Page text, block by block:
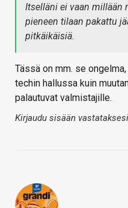
Itselläni ei vaan millään
pieneen tilaan pakattu
pitkäikäisiä.
Tässä on mm. se
techin hallussa kuin
palautuvat valmistajille.
Kirjaudu sisään vastataksesi